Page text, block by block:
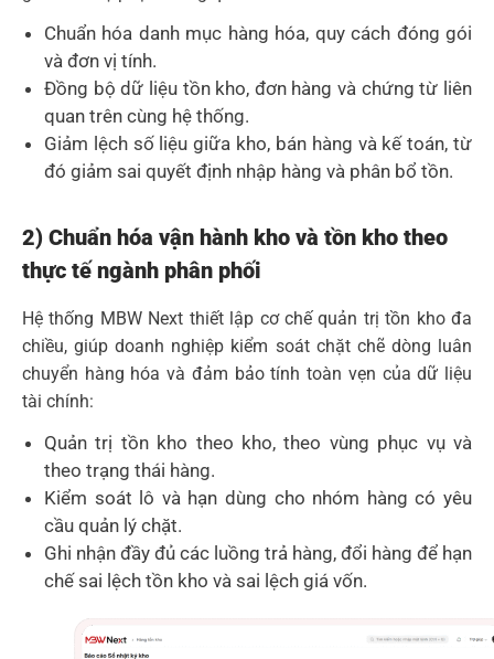
Chuẩn hóa danh mục hàng hóa, quy cách đóng gói
và đơn vị tính.
Đồng bộ dữ liệu tồn kho, đơn hàng và chứng từ liên
quan trên cùng hệ thống.
Giảm lệch số liệu giữa kho, bán hàng và kế toán, từ
đó giảm sai quyết định nhập hàng và phân bổ tồn.
2) Chuẩn hóa vận hành kho và tồn kho theo
thực tế ngành phân phối
Hệ thống MBW Next thiết lập cơ chế quản trị tồn kho đa
chiều, giúp doanh nghiệp kiểm soát chặt chẽ dòng luân
chuyển hàng hóa và đảm bảo tính toàn vẹn của dữ liệu
tài chính:
Quản trị tồn kho theo kho, theo vùng phục vụ và
theo trạng thái hàng.
Kiểm soát lô và hạn dùng cho nhóm hàng có yêu
cầu quản lý chặt.
Ghi nhận đầy đủ các luồng trả hàng, đổi hàng để hạn
chế sai lệch tồn kho và sai lệch giá vốn.